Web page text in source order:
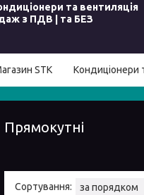
та вентиляція
з ПДВ | та БЕЗ
STK Кондиціонери
Прямокутні